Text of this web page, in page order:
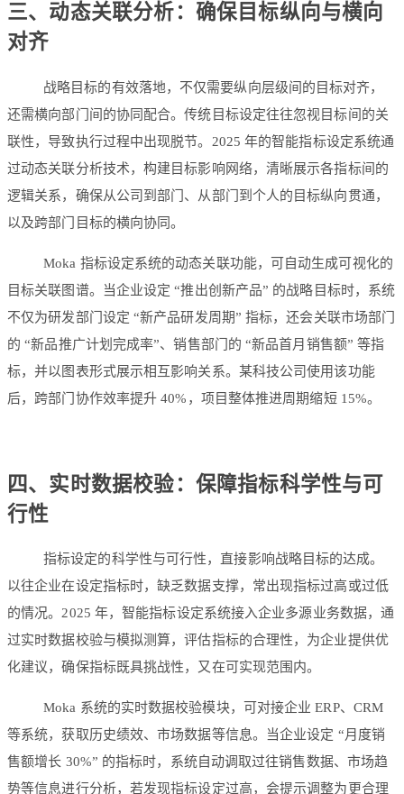
三、动态关联分析：确保目标纵向与横向
对齐
战略目标的有效落地，不仅需要纵向层级间的目标对齐，
还需横向部门间的协同配合。传统目标设定往往忽视目标间的关
联性，导致执行过程中出现脱节。2025 年的智能指标设定系统通
过动态关联分析技术，构建目标影响网络，清晰展示各指标间的
逻辑关系，确保从公司到部门、从部门到个人的目标纵向贯通，
以及跨部门目标的横向协同。
Moka 指标设定系统的动态关联功能，可自动生成可视化的
目标关联图谱。当企业设定 “推出创新产品” 的战略目标时，系统
不仅为研发部门设定 “新产品研发周期” 指标，还会关联市场部门
的 “新品推广计划完成率”、销售部门的 “新品首月销售额” 等指
标，并以图表形式展示相互影响关系。某科技公司使用该功能
后，跨部门协作效率提升 40%，项目整体推进周期缩短 15%。
四、实时数据校验：保障指标科学性与可
行性
指标设定的科学性与可行性，直接影响战略目标的达成。
以往企业在设定指标时，缺乏数据支撑，常出现指标过高或过低
的情况。2025 年，智能指标设定系统接入企业多源业务数据，通
过实时数据校验与模拟测算，评估指标的合理性，为企业提供优
化建议，确保指标既具挑战性，又在可实现范围内。
Moka 系统的实时数据校验模块，可对接企业 ERP、CRM
等系统，获取历史绩效、市场数据等信息。当企业设定 “月度销
售额增长 30%” 的指标时，系统自动调取过往销售数据、市场趋
势等信息进行分析，若发现指标设定过高，会提示调整为更合理